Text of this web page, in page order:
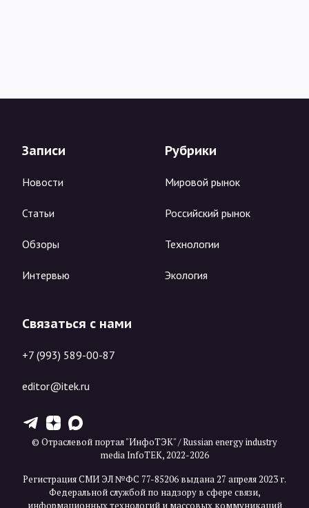
Записи
Новости
Статьи
Обзоры
Интервью
Рубрики
Мировой рынок
Российский рынок
Технологии
Экология
Связаться с нами
+7 (993) 589-00-87
editor@itek.ru
T Z X
© Отраслевой портал "ИнфоТЭК" / Russian energy industry
media InfoTEK, 2022-2026
Регистрация СМИ ЭЛ №ФС 77-85206 выдана 27 апреля 2023 г.
Федеральной службой по надзору в сфере связи,
информационных технологий и массовых коммуникаций